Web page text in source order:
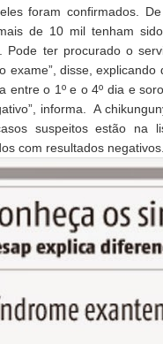
foram confirmados.
de 10 mil tenham
Pode ter procurado o
exame”, disse,
entre o 1º e o 4º dia e
informa. A
suspeitos estão na
com resultados negativos.